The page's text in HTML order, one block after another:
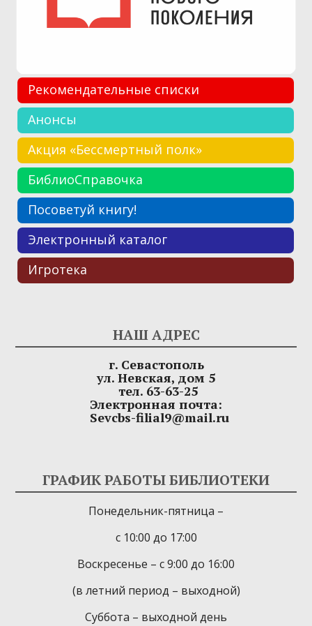
Рекомендательные списки
Анонсы
Акция «Бессмертный полк»
БиблиоСправочка
Посоветуй книгу!
Электронный каталог
Игротека
НАШ АДРЕС
г. Севастополь
ул. Невская, дом 5
тел. 63-63-25
Электронная почта:
Sevcbs-filial9@mail.ru
ГРАФИК РАБОТЫ БИБЛИОТЕКИ
Понедельник-пятница –
с 10:00 до 17:00
Воскресенье – с 9:00 до 16:00
(в летний период – выходной)
Суббота – выходной день